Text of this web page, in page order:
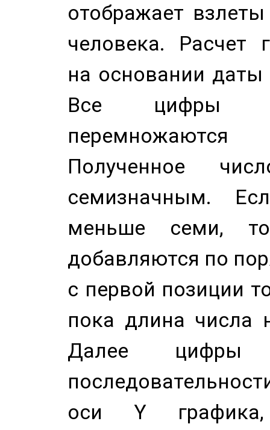
отображает
человека. Расчет
на основании
Все цифры
Полученное
семизначным.
меньше семи,
добавляются по
с первой позиции
пока длина числа
Далее цифры
оси Y